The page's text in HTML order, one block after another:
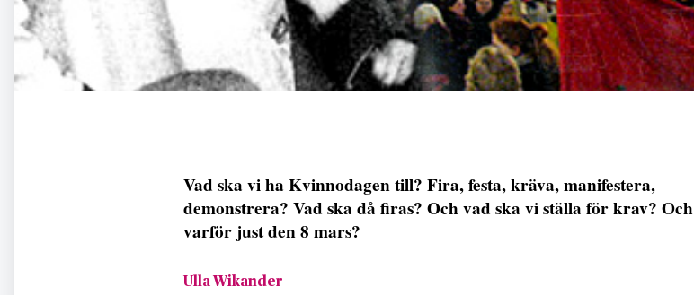
Vad ska vi ha Kvinnodagen till? Fira, festa, kräva, manifestera,
demonstrera? Vad ska då firas? Och vad ska vi ställa för krav? Och
varför just den 8 mars?
Ulla Wikander